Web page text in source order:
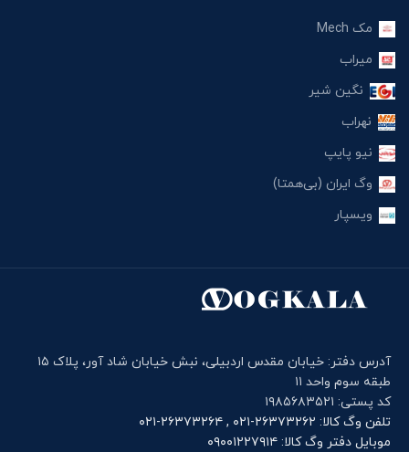
مک Mech
میراب
نگین شیر
نهراب
نیو پایپ
وگ ایران (بی‌همتا)
ویسپار
آدرس دفتر: خیابان مقدس اردبیلی، نبش خیابان شاد آور، پلاک ۱۵
طبقه سوم واحد ۱۱
کد پستی: ۱۹۸۵۶۸۳۵۲۱
تلفن وگ کالا: ۲۶۳۷۳۲۶۲-۰۲۱ , ۲۶۳۷۳۲۶۴-۰۲۱
موبایل دفتر وگ کالا: ۰۹۰۰۱۲۲۷۹۱۴